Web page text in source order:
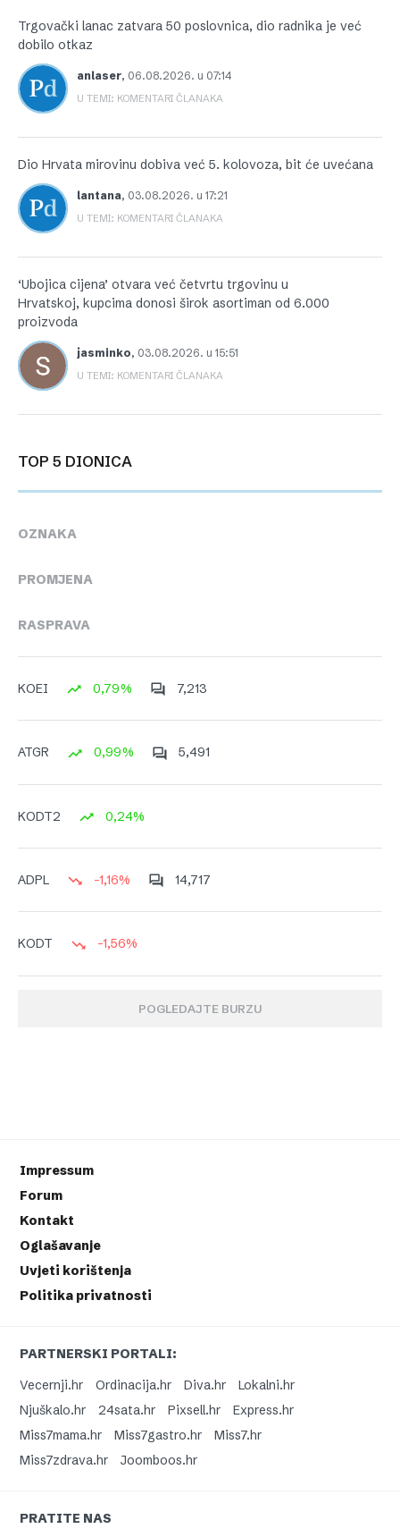
Trgovački lanac zatvara 50 poslovnica, dio radnika je već
dobilo otkaz
anlaser, 06.08.2026. u 07:14
U TEMI: KOMENTARI ČLANAKA
Dio Hrvata mirovinu dobiva već 5. kolovoza, bit će uvećana
lantana, 03.08.2026. u 17:21
U TEMI: KOMENTARI ČLANAKA
‘Ubojica cijena’ otvara već četvrtu trgovinu u
Hrvatskoj, kupcima donosi širok asortiman od 6.000
proizvoda
jasminko, 03.08.2026. u 15:51
U TEMI: KOMENTARI ČLANAKA
TOP 5 DIONICA
OZNAKA
PROMJENA
RASPRAVA
KOEI 0,79% 7,213
ATGR 0,99% 5,491
KODT2 0,24%
ADPL -1,16% 14,717
KODT -1,56%
POGLEDAJTE BURZU
Impressum
Forum
Kontakt
Oglašavanje
Uvjeti korištenja
Politika privatnosti
PARTNERSKI PORTALI:
Vecernji.hr
Ordinacija.hr Diva.hr
Lokalni.hr
Njuškalo.hr
24sata.hr Pixsell.hr
Express.hr
Miss7mama.hr
Miss7gastro.hr
Miss7.hr
Miss7zdrava.hr
Joomboos.hr
PRATITE NAS